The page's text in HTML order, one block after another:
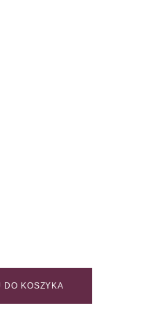
DAY quantity
DO KOSZYKA